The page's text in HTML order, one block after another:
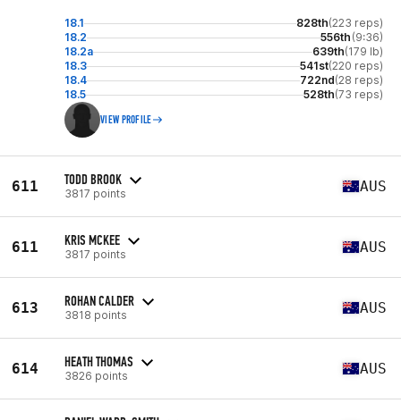
18.1 828th(223 reps)
18.2
556th (9:36)
18.2a
639th(179 lb)
18.3
541st(220 reps)
18.4
722nd(28 reps)
18.5
528th(73 reps)
VIEW PROFILE
611 TODD BROOK
3817 points AUS
611 KRIS MCKEE
3817 points AUS
613 ROHAN CALDER
3818 points AUS
614 HEATH THOMAS
3826 points AUS